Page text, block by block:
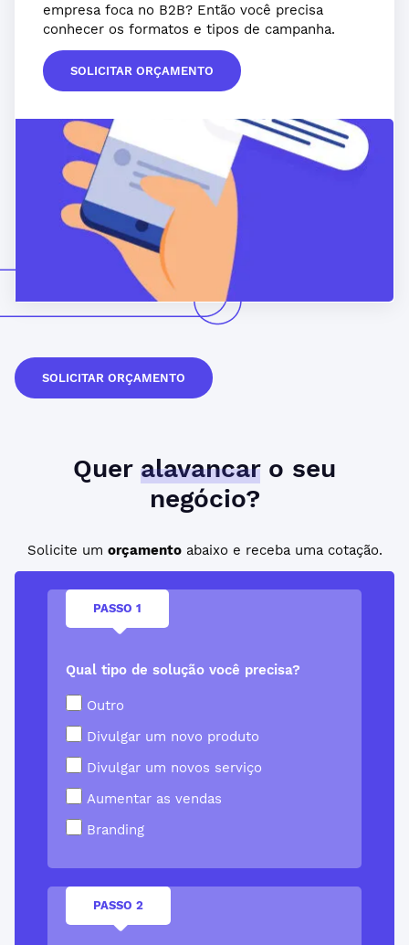
empresa foca no B2B? Então você precisa
conhecer os formatos e tipos de campanha.
SOLICITAR ORÇAMENTO
SOLICITAR ORÇAMENTO
Quer alavancaro seu
negócio?
Solicite um orçamentoabaixo e receba uma cotação.
PASSO 1
Qual tipo de solução você precisa?
Outro
Divulgar um novo produto
Divulgar um novos serviço
Aumentar as vendas
Branding
PASSO 2